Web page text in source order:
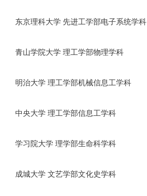
东京理科大学 先进工学部电子系统学科
青山学院大学 理工学部物理学科
明治大学 理工学部机械信息工学科
中央大学 理工学部信息工学科
学习院大学 理学部生命科学科
成城大学 文艺学部文化史学科